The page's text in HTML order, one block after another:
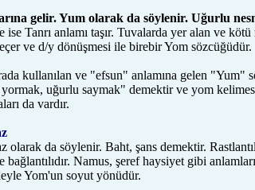
gelir. Yum olarak da söylenir. Uğurlu
Tanrı anlamı taşır. Tuvalarda yer alan ve kötü
ve d/y dönüşmesi ile birebir Yom sözcüğüdür.
kullanılan ve "efsun" anlamına gelen "Yum"
yormak, uğurlu saymak" demektir ve yom
da vardır.
da söylenir. Baht, şans demektir.
Namus, şeref haysiyet gibi
Yom'un soyut yönüdür.